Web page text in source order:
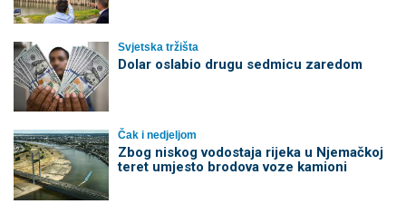
Svjetska tržišta
Dolar oslabio drugu sedmicu zaredom
Čak i nedjeljom
Zbog niskog vodostaja rijeka u Njemačkoj
teret umjesto brodova voze kamioni